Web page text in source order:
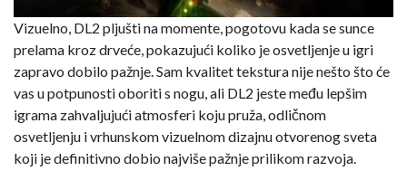
Vizuelno, DL2 pljušti na momente, pogotovu kada se sunce
prelama kroz drveće, pokazujući koliko je osvetljenje u igri
zapravo dobilo pažnje. Sam kvalitet tekstura nije nešto što će
vas u potpunosti oboriti s nogu, ali DL2 jeste među lepšim
igrama zahvaljujući atmosferi koju pruža, odličnom
osvetljenju i vrhunskom vizuelnom dizajnu otvorenog sveta
koji je definitivno dobio najviše pažnje prilikom razvoja.